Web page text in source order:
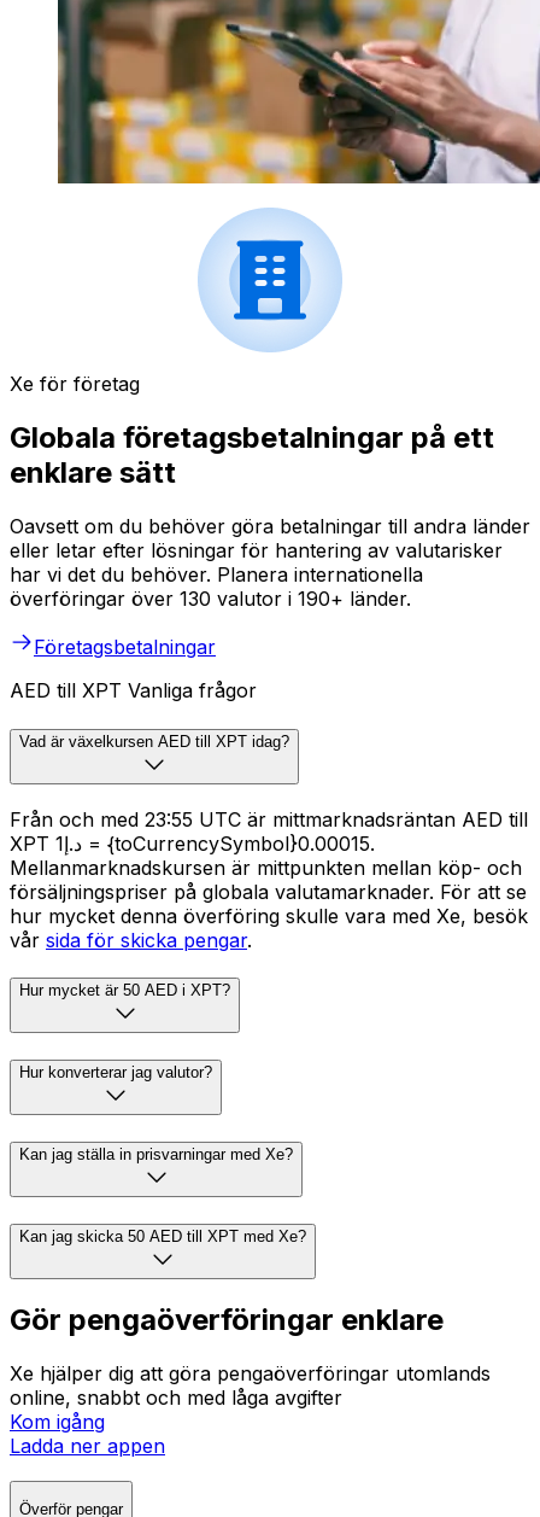
Xe för företag
Globala företagsbetalningar på ett
enklare sätt
Oavsett om du behöver göra betalningar till andra länder
eller letar efter lösningar för hantering av valutarisker
har vi det du behöver. Planera internationella
överföringar över 130 valutor i 190+ länder.
Företagsbetalningar
AED till XPT Vanliga frågor
Vad är växelkursen AED till XPT idag?
Från och med 23:55 UTC är mittmarknadsräntan AED till
XPT د.إ1 = {toCurrencySymbol}0.00015.
Mellanmarknadskursen är mittpunkten mellan köp- och
försäljningspriser på globala valutamarknader. För att se
hur mycket denna överföring skulle vara med Xe, besök
vår sida för skicka pengar.
Hur mycket är 50 AED i XPT?
Hur konverterar jag valutor?
Kan jag ställa in prisvarningar med Xe?
Kan jag skicka 50 AED till XPT med Xe?
Gör pengaöverföringar enklare
Xe hjälper dig att göra pengaöverföringar utomlands
online, snabbt och med låga avgifter
Kom igång
Ladda ner appen
Överför pengar